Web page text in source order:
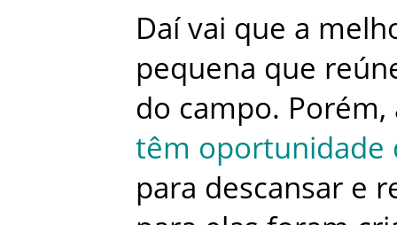
Daí vai que a
pequena que
do campo. Porém,
têm oportunidade
para descansar e